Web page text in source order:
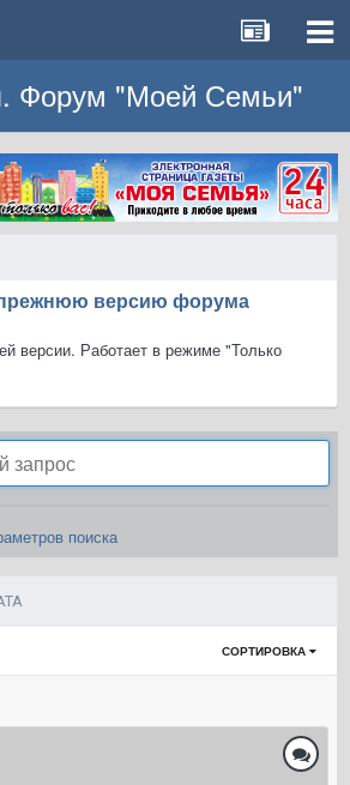
Форум "Моей Семьи"
версию форума
версии. Работает в режиме "Только
поиска
СОРТИРОВКА